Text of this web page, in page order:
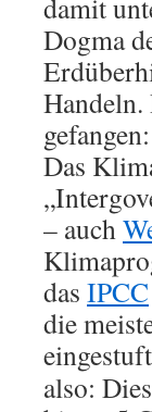
damit
Dogma
Das
– auch
das IPCC
die
also: